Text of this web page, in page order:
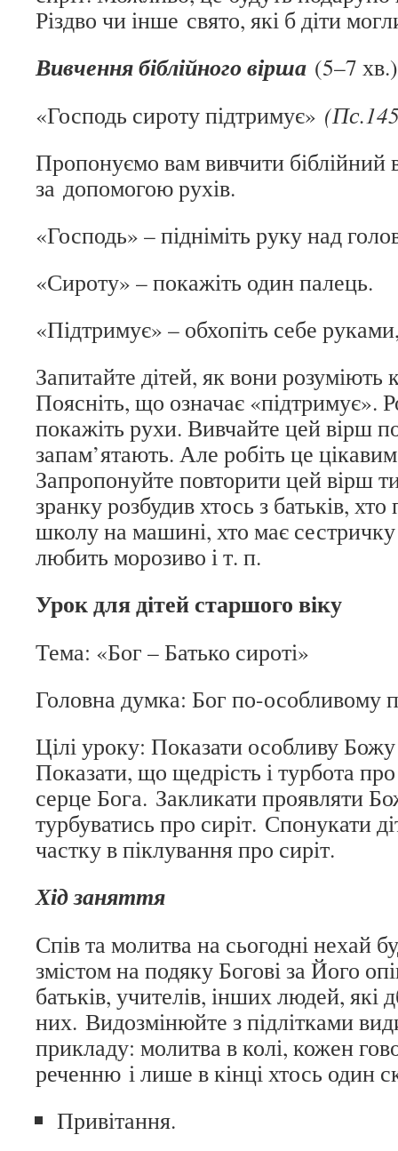
Різдво чи інше свято, які б діти
Вивчення біблійного вірша (5–7 хв.)
«Господь сироту підтримує»
Пропонуємо вам вивчити біблійний
за допомогою рухів.
«Господь» – підніміть руку над
«Сироту» – покажіть один палець.
«Підтримує» – обхопіть себе
Запитайте дітей, як вони розуміють
Поясніть, що означає «підтримує».
покажіть рухи. Вивчайте цей вірш
запам’ятають. Але робіть це
Запропонуйте повторити цей вірш
зранку розбудив хтось з батьків,
школу на машині, хто має
любить морозиво і т. п.
Урок для дітей старшого віку
Тема: «Бог – Батько сироті»
Головна думка: Бог по-особливому
Цілі уроку: Показати особливу
Показати, що щедрість і турбота
серце Бога. Закликати проявляти
турбуватись про сиріт. Спонукати
частку в піклування про сиріт.
Хід заняття
Спів та молитва на сьогодні нехай
змістом на подяку Богові за Його
батьків, учителів, інших людей, які
них. Видозмінюйте з підлітками
прикладу: молитва в колі, кожен
реченню і лише в кінці хтось один
Привітання.